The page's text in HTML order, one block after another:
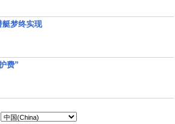
艇梦终实现
费”